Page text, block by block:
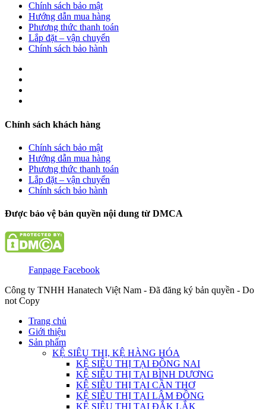
Chính sách bảo mật
Hướng dẫn mua hàng
Phương thức thanh toán
Lắp đặt – vận chuyển
Chính sách bảo hành
Chính sách khách hàng
Chính sách bảo mật
Hướng dẫn mua hàng
Phương thức thanh toán
Lắp đặt – vận chuyển
Chính sách bảo hành
Được bảo vệ bản quyền nội dung từ DMCA
Fanpage Facebook
Công ty TNHH Hanatech Việt Nam - Đã đăng ký bản quyền - Do
not Copy
Trang chủ
Giới thiệu
Sản phẩm
KỆ SIÊU THỊ, KỆ HÀNG HÓA
KỆ SIÊU THỊ TẠI ĐỒNG NAI
KỆ SIÊU THỊ TẠI BÌNH DƯƠNG
KỆ SIÊU THỊ TẠI CẦN THƠ
KỆ SIÊU THỊ TẠI LÂM ĐỒNG
KỆ SIÊU THỊ TẠI ĐẮK LẮK